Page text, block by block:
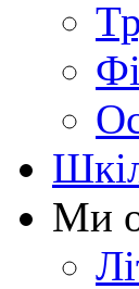
Ми